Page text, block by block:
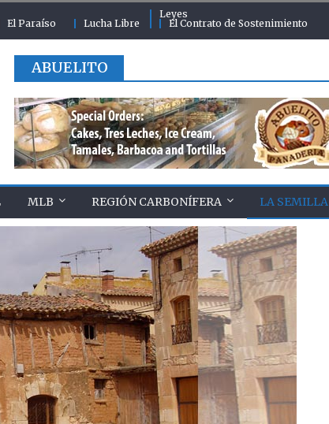
El Paraíso Lucha Libre
Leyes
El Contrato de Sostenimiento
ABUELITO
MLB REGIÓN CARBONÍFERA LA SEMILLA